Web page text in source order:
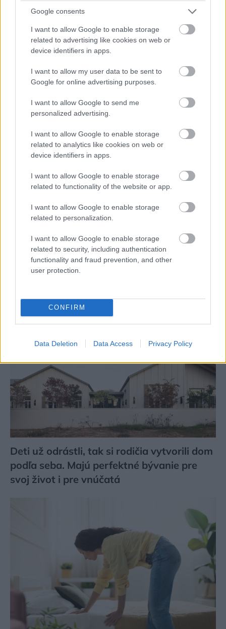
Google consents
I want to allow Google to enable storage
related to advertising like cookies on web or
device identifiers in apps.
I want to allow my user data to be sent to
Google for online advertising purposes.
I want to allow Google to send me
personalized advertising.
I want to allow Google to enable storage
related to analytics like cookies on web or
device identifiers in apps.
I want to allow Google to enable storage
related to functionality of the website or app.
I want to allow Google to enable storage
related to personalization.
I want to allow Google to enable storage
related to security, including authentication
functionality and fraud prevention, and other
user protection.
CONFIRM
Data Deletion Data Access Privacy Policy
Ako vybrať dlažbu na záhrady: ktorý
pri čom rátať s častou údržbou?
Vysoké stropy pomohli využiť 40-metrový
byt na maximum. Zmestili doň aj dve
manželské postele
Deti už odrástli, tak si rodičia vytvorili dom
podľa seba. Majú perfektné bývanie pre
svoj život i pre vnúčatá